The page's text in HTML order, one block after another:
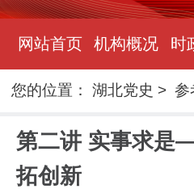
网站首页 机构概况 时
您的位置：湖北党史 >参
第二讲 实事求是
拓创新